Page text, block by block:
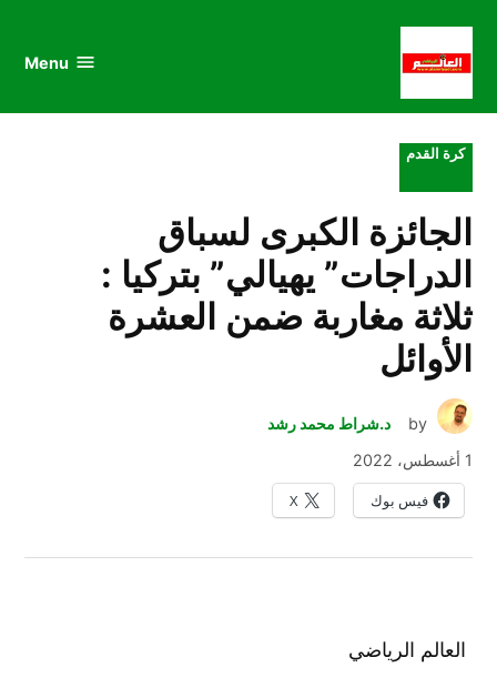
Menu
POSTED
كرة القدم
الجائزة الكبرى لسباق
الدراجات” يهيالي” بتركيا :
ثلاثة مغاربة ضمن العشرة
الأوائل
by
د.شراط محمد رشد
1 أغسطس، 2022
فيس بوك X
العالم الرياضي